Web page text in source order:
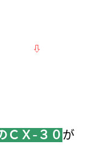
⇩
ＣＸ-３０ が